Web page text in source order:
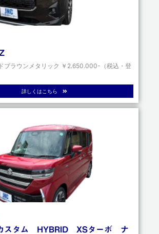
ラウンメタリック ￥2.650.000-（税込・登
詳しくはこちら
スタム HYBRID XSターボ ナ